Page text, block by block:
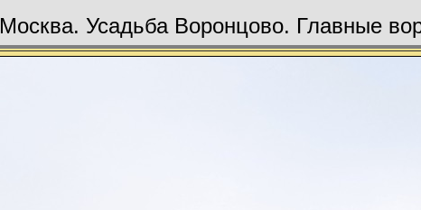
Москва. Усадьба Воронцово. Главные